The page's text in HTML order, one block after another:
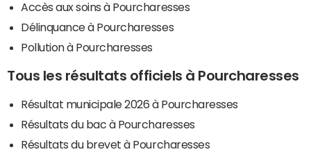
Accès aux soins à Pourcharesses
Délinquance à Pourcharesses
Pollution à Pourcharesses
Tous les résultats officiels à Pourcharesses
Résultat municipale 2026 à Pourcharesses
Résultats du bac à Pourcharesses
Résultats du brevet à Pourcharesses